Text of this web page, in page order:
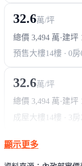
32.6萬/坪
總價 3,494 萬·建坪
預售大樓14樓 · 0
32.6萬/坪
總價 3,494 萬 ·建坪
成屋大樓 14樓 · 3
顯示更多